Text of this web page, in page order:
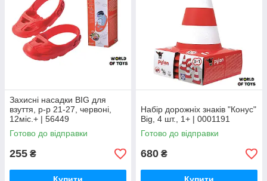
Захисні насадки BIG для
взуття, р-р 21-27, червоні,
12міс.+ | 56449
Готово до відправки
255 ₴
Набір дорожніх знаків "Конус"
Big, 4 шт., 1+ | 0001191
Готово до відправки
680 ₴